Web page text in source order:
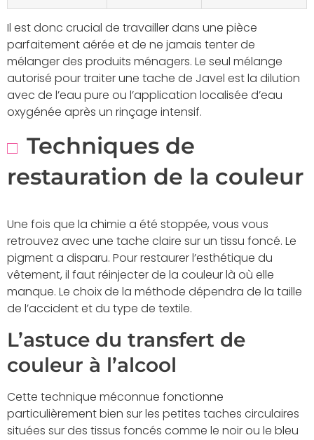
Il est donc crucial de travailler dans une pièce
parfaitement aérée et de ne jamais tenter de
mélanger des produits ménagers. Le seul mélange
autorisé pour traiter une tache de Javel est la dilution
avec de l’eau pure ou l’application localisée d’eau
oxygénée après un rinçage intensif.
Techniques de
restauration de la couleur
Une fois que la chimie a été stoppée, vous vous
retrouvez avec une tache claire sur un tissu foncé. Le
pigment a disparu. Pour restaurer l’esthétique du
vêtement, il faut réinjecter de la couleur là où elle
manque. Le choix de la méthode dépendra de la taille
de l’accident et du type de textile.
L’astuce du transfert de
couleur à l’alcool
Cette technique méconnue fonctionne
particulièrement bien sur les petites taches circulaires
situées sur des tissus foncés comme le noir ou le bleu